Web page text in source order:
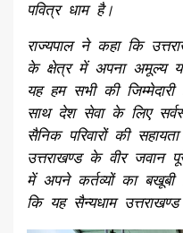
पवित्र धाम है।
राज्यपाल ने कहा कि
के क्षेत्र में अपना अमूल्य
यह हम सभी की
साथ देश सेवा के लिए
सैनिक परिवारों की
उत्तराखण्ड के वीर जवान
में अपने कर्तव्यों का बखूबी
कि यह सैन्यधाम